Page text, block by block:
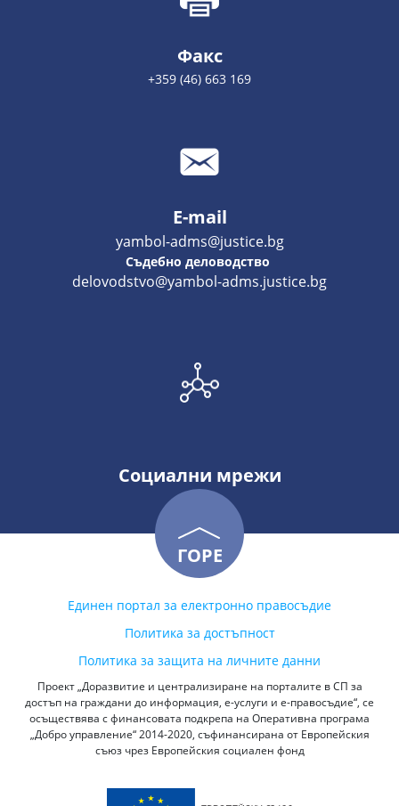
Факс
+359 (46) 663 169
E-mail
yambol-adms@justice.bg
Съдебно деловодство
delovodstvo@yambol-adms.justice.bg
Социални мрежи
ГОРЕ
Единен портал за електронно правосъдие
Политика за достъпност
Политика за защита на личните данни
Проект „Доразвитие и централизиране на порталите в СП за
достъп на граждани до информация, е-услуги и е-правосъдие“, се
осъществява с финансовата подкрепа на Оперативна програма
„Добро управление“ 2014-2020, съфинансирана от Европейския
съюз чрез Европейския социален фонд